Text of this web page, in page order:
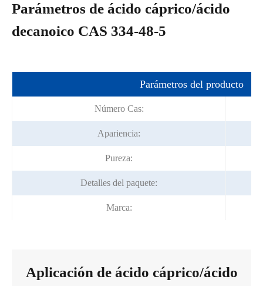
Parámetros de ácido cáprico/ácido
decanoico CAS 334-48-5
Parámetros del producto
Número Cas:
Apariencia:
Pureza:
Detalles del paquete:
Marca:
Aplicación de ácido cáprico/ácido